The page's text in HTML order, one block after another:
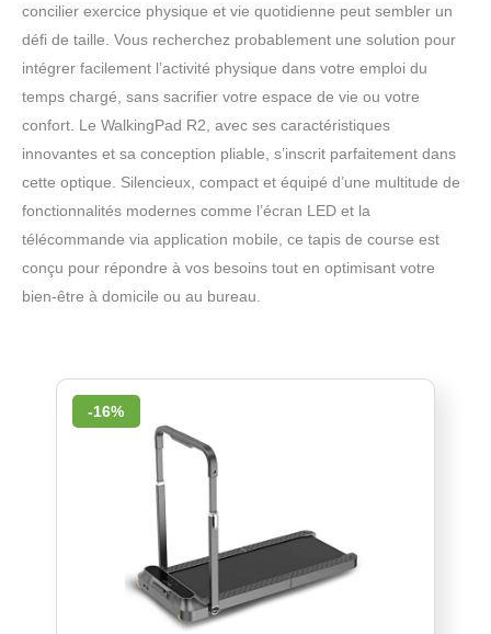
concilier exercice physique et vie quotidienne peut sembler un
défi de taille. Vous recherchez probablement une solution pour
intégrer facilement l’activité physique dans votre emploi du
temps chargé, sans sacrifier votre espace de vie ou votre
confort. Le WalkingPad R2, avec ses caractéristiques
innovantes et sa conception pliable, s’inscrit parfaitement dans
cette optique. Silencieux, compact et équipé d’une multitude de
fonctionnalités modernes comme l’écran LED et la
télécommande via application mobile, ce tapis de course est
conçu pour répondre à vos besoins tout en optimisant votre
bien-être à domicile ou au bureau.
-16%